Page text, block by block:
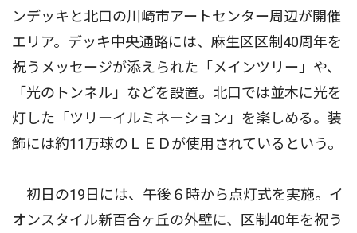
ンデッキと北口の川崎市アートセンター周辺が開催
エリア。デッキ中央通路には、麻生区区制40周年を
祝うメッセージが添えられた「メインツリー」や、
「光のトンネル」などを設置。北口では並木に光を
灯した「ツリーイルミネーション」を楽しめる。装
飾には約11万球のＬＥＤが使用されているという。
初日の19日には、午後６時から点灯式を実施。イ
オンスタイル新百合ヶ丘の外壁に、区制40年を祝う